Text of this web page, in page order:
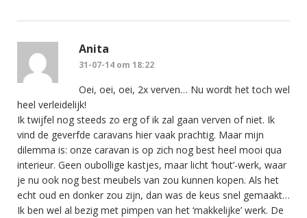
Anita
31-07-14 om 18:22
Oei, oei, oei, 2x verven… Nu wordt het toch wel
heel verleidelijk!
Ik twijfel nog steeds zo erg of ik zal gaan verven of niet. Ik
vind de geverfde caravans hier vaak prachtig. Maar mijn
dilemma is: onze caravan is op zich nog best heel mooi qua
interieur. Geen oubollige kastjes, maar licht ‘hout’-werk, waar
je nu ook nog best meubels van zou kunnen kopen. Als het
echt oud en donker zou zijn, dan was de keus snel gemaakt…
Ik ben wel al bezig met pimpen van het ‘makkelijke’ werk. De